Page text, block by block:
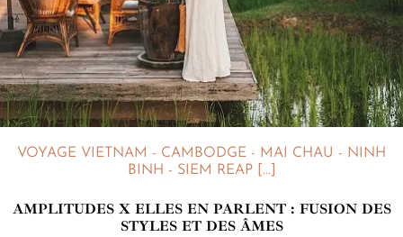
VOYAGE VIETNAM - CAMBODGE - MAI CHAU - NINH
BINH - SIEM REAP [...]
AMPLITUDES X ELLES EN PARLENT : FUSION DES
STYLES ET DES ÂMES